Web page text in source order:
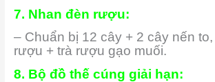
7. Nhan đèn rượu:
– Chuẩn bị 12 cây + 2 cây nến
rượu + trà rượu gạo muối.
8. Bộ đồ thế cúng giải hạn: